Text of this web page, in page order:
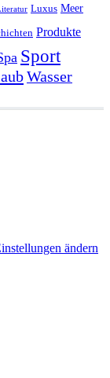
Luxus Meer
Produkte
Sport
Wasser
ändern